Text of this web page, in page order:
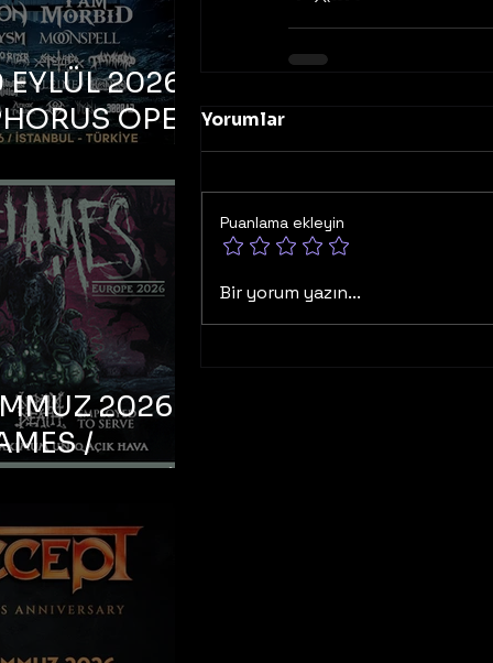
Yorumlar
Puanlama ekleyin
Bir yorum yazın...
2026 –
OPEN
FEST
2026 –
/
DEATH /
– İstanbul,
Uniq